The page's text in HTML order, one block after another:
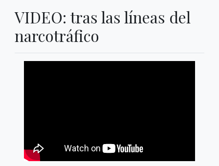
VIDEO: tras las líneas del
narcotráfico